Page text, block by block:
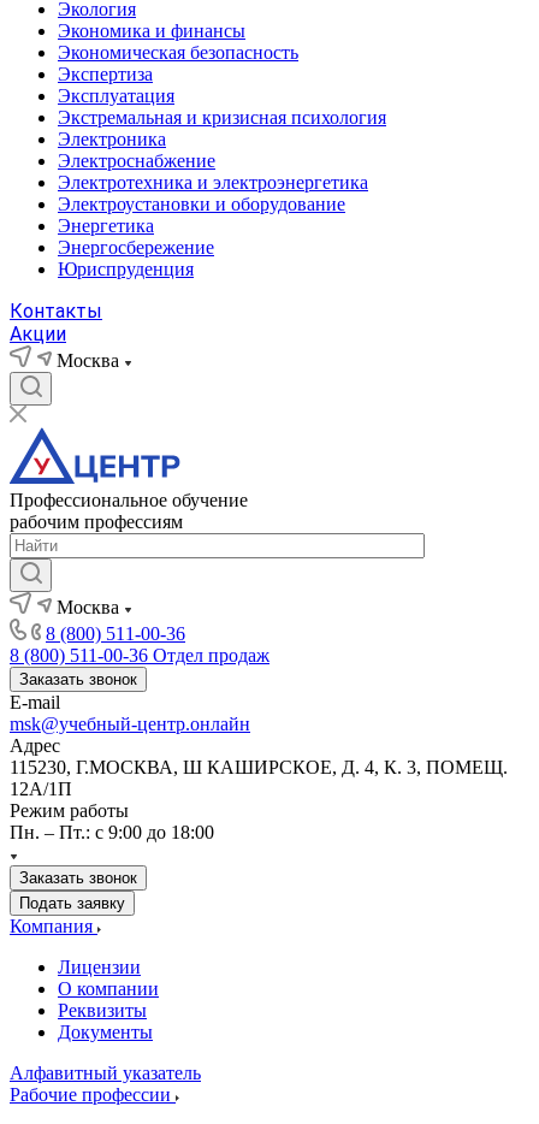
Экология
Экономика и финансы
Экономическая безопасность
Экспертиза
Эксплуатация
Экстремальная и кризисная психология
Электроника
Электроснабжение
Электротехника и электроэнергетика
Электроустановки и оборудование
Энергетика
Энергосбережение
Юриспруденция
Контакты
Акции
Москва
Профессиональное обучение
рабочим профессиям
Москва
8 (800) 511-00-36
8 (800) 511-00-36 Отдел продаж
Заказать звонок
E-mail
msk@учебный-центр.онлайн
Адрес
115230, Г.МОСКВА, Ш КАШИРСКОЕ, Д. 4, К. 3, ПОМЕЩ.
12А/1П
Режим работы
Пн. – Пт.: с 9:00 до 18:00
Заказать звонок
Подать заявку
Компания
Лицензии
О компании
Реквизиты
Документы
Алфавитный указатель
Рабочие профессии